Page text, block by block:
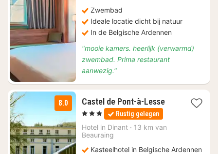
Zwembad
Ideale locatie dicht bij natuur
In de Belgische Ardennen
"mooie kamers. heerlijk (verwarmd)
zwembad. Prima restaurant
aanwezig."
8.0 Castel de Pont-à-Lesse1
€
, 3 Sterren Rustig gelegen
Hotel in Dinant · 13 km van
Beauraing
Kasteelhotel in Belgische Ardennen